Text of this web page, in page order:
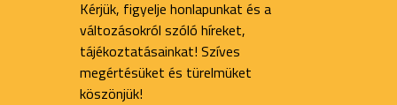
Kérjük, figyelje honlapunkat és a
változásokról szóló híreket,
tájékoztatásainkat! Szíves
megértésüket és türelmüket
köszönjük!